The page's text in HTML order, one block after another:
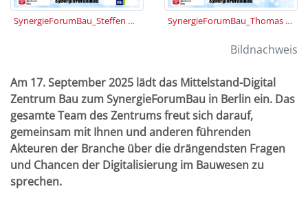
SynergieForumBau_Steffen Warmbold.jpg SynergieForumBau_Thomas Kirmayr.JPG
Bildnachweis
Am 17. September 2025 lädt das Mittelstand-Digital
Zentrum Bau zum SynergieForumBau in Berlin ein. Das
gesamte Team des Zentrums freut sich darauf,
gemeinsam mit Ihnen und anderen führenden
Akteuren der Branche über die drängendsten Fragen
und Chancen der Digitalisierung im Bauwesen zu
sprechen.